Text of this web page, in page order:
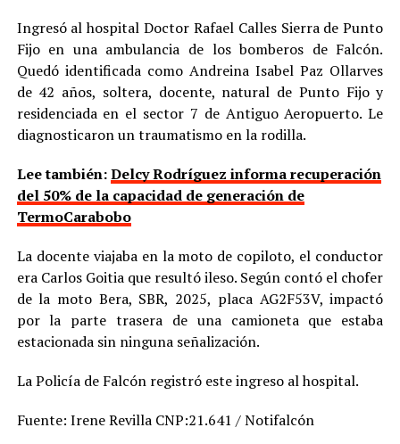
Ingresó al hospital Doctor Rafael Calles Sierra de Punto
Fijo en una ambulancia de los bomberos de Falcón.
Quedó identificada como Andreina Isabel Paz Ollarves
de 42 años, soltera, docente, natural de Punto Fijo y
residenciada en el sector 7 de Antiguo Aeropuerto. Le
diagnosticaron un traumatismo en la rodilla.
Lee también:Delcy Rodríguez informa recuperación
del 50% de la capacidad de generación de
TermoCarabobo
La docente viajaba en la moto de copiloto, el conductor
era Carlos Goitia que resultó ileso. Según contó el chofer
de la moto Bera, SBR, 2025, placa AG2F53V, impactó
por la parte trasera de una camioneta que estaba
estacionada sin ninguna señalización.
La Policía de Falcón registró este ingreso al hospital.
Fuente: Irene Revilla CNP:21.641 / Notifalcón